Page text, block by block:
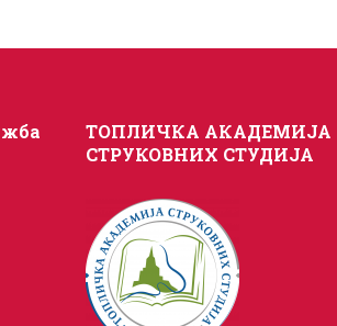
ТОПЛИЧКА АКАДЕМИЈА
СТРУКОВНИХ СТУДИЈА